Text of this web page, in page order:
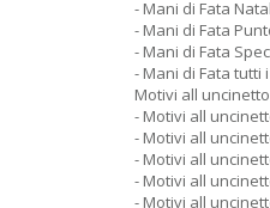
- Mani di Fata
- Mani di Fata
- Mani di Fata
- Mani di Fata tutti
Motivi all uncinetto
- Motivi all
- Motivi all
- Motivi all
- Motivi all
- Motivi all